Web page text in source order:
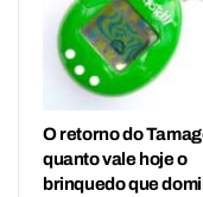
O retorno do
quanto vale hoje o
brinquedo que